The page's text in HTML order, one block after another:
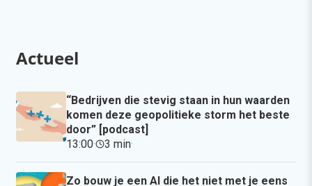
Actueel
“Bedrijven die stevig staan in hun waarden
komen deze geopolitieke storm het beste
door” [podcast]
13:00· 3 min·
Zo bouw je een AI die het niet met je eens